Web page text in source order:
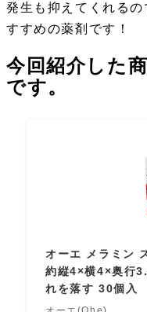
発生も抑えてくれる
すすめの薬剤です！
今回紹介した
です。
オーエ メラミン
約縦4×横4×奥行
れを落す 30個入